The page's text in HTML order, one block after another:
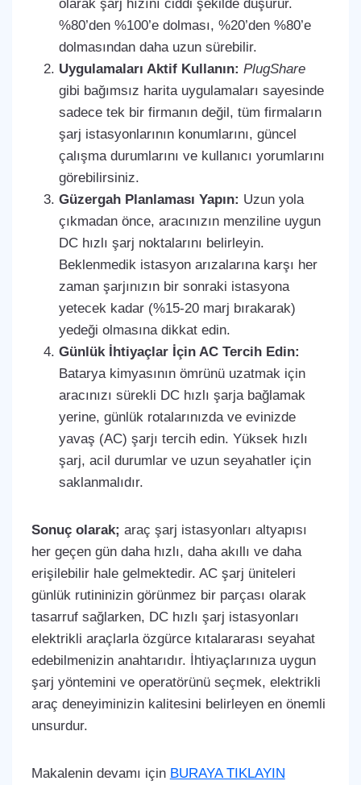
olarak şarj hızını ciddi şekilde düşürür.
%80’den %100’e dolması, %20’den %80’e
dolmasından daha uzun sürebilir.
Uygulamaları Aktif Kullanın: PlugShare
gibi bağımsız harita uygulamaları sayesinde
sadece tek bir firmanın değil, tüm firmaların
şarj istasyonlarının konumlarını, güncel
çalışma durumlarını ve kullanıcı yorumlarını
görebilirsiniz.
Güzergah Planlaması Yapın: Uzun yola
çıkmadan önce, aracınızın menziline uygun
DC hızlı şarj noktalarını belirleyin.
Beklenmedik istasyon arızalarına karşı her
zaman şarjınızın bir sonraki istasyona
yetecek kadar (%15-20 marj bırakarak)
yedeği olmasına dikkat edin.
Günlük İhtiyaçlar İçin AC Tercih Edin:
Batarya kimyasının ömrünü uzatmak için
aracınızı sürekli DC hızlı şarja bağlamak
yerine, günlük rotalarınızda ve evinizde
yavaş (AC) şarjı tercih edin. Yüksek hızlı
şarj, acil durumlar ve uzun seyahatler için
saklanmalıdır.
Sonuç olarak; araç şarj istasyonları altyapısı
her geçen gün daha hızlı, daha akıllı ve daha
erişilebilir hale gelmektedir. AC şarj üniteleri
günlük rutininizin görünmez bir parçası olarak
tasarruf sağlarken, DC hızlı şarj istasyonları
elektrikli araçlarla özgürce kıtalararası seyahat
edebilmenizin anahtarıdır. İhtiyaçlarınıza uygun
şarj yöntemini ve operatörünü seçmek, elektrikli
araç deneyiminizin kalitesini belirleyen en önemli
unsurdur.
Makalenin devamı için BURAYA TIKLAYIN